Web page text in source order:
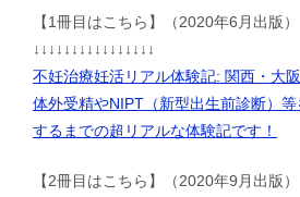
【1冊目はこちら】（2020年6月出版）
↓↓↓↓↓↓↓↓↓↓↓↓↓↓↓↓
不妊治療妊活リアル体験記: 関西・大
体外受精やNIPT（新型出生前診断）
するまでの超リアルな体験記です！
【2冊目はこちら】（2020年9月出版）